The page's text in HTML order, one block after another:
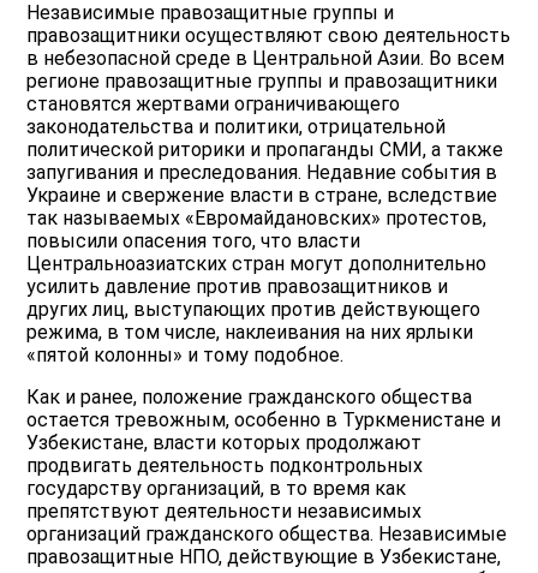
Независимые правозащитные группы и
правозащитники осуществляют свою деятельность
в небезопасной среде в Центральной Азии. Во всем
регионе правозащитные группы и правозащитники
становятся жертвами ограничивающего
законодательства и политики, отрицательной
политической риторики и пропаганды СМИ, а также
запугивания и преследования. Недавние события в
Украине и свержение власти в стране, вследствие
так называемых «Евромайдановских» протестов,
повысили опасения того, что власти
Центральноазиатских стран могут дополнительно
усилить давление против правозащитников и
других лиц, выступающих против действующего
режима, в том числе, наклеивания на них ярлыки
«пятой колонны» и тому подобное.
Как и ранее, положение гражданского общества
остается тревожным, особенно в Туркменистане и
Узбекистане, власти которых продолжают
продвигать деятельность подконтрольных
государству организаций, в то время как
препятствуют деятельности независимых
организаций гражданского общества. Независимые
правозащитные НПО, действующие в Узбекистане,